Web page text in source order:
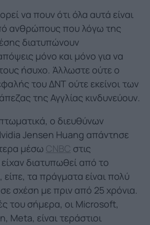
να πουν ότι όλα αυτά είναι
ανθρώπους που λόγω της
διατυπώνουν
μόνο και μόνο για να
ήσυχο. Άλλωστε ούτε ο
του ΔΝΤ ούτε εκείνοι των
της Αγγλίας κινδυνεύουν.
ο διευθύνων
Jensen Huang απάντησε
μέσω CNBC στις
διατυπωθεί από το
τα πράγματα είναι πολύ
σχέση με πριν από 25 χρόνια.
του σήμερα, οι Microsoft,
Meta, είναι τεράστιοι